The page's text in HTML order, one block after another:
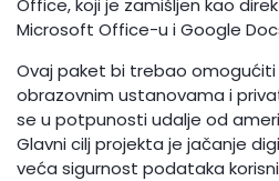
Office, koji je zamišljen kao
Microsoft Office-u i Google
Ovaj paket bi trebao
obrazovnim ustanovama i
se u potpunosti udalje od
Glavni cilj projekta je jačanje
veća sigurnost podataka